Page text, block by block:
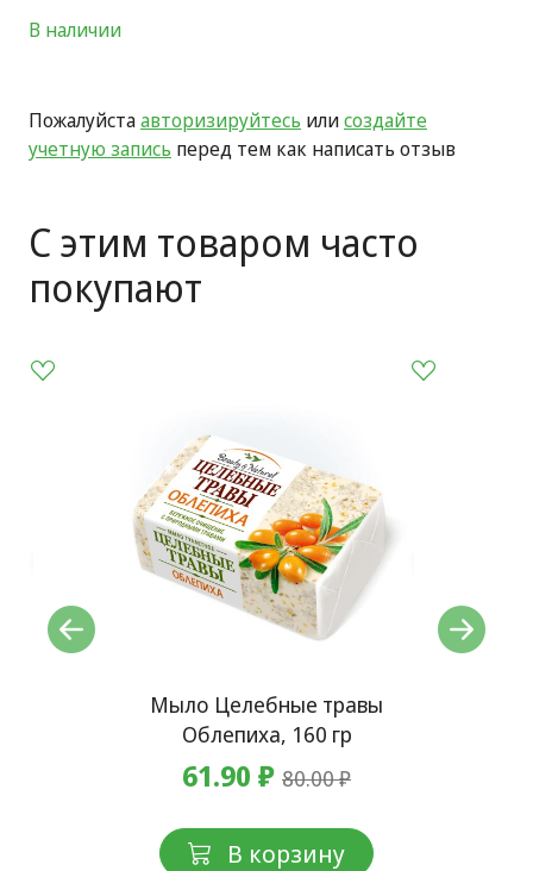
В наличии
Пожалуйстаавторизируйтесь илисоздайте
учетную запись перед тем как написать отзыв
С этим товаром часто
покупают
Мыло Целебные травы
Облепиха, 160 гр
61.90 ₽ 80.00 ₽
В корзину